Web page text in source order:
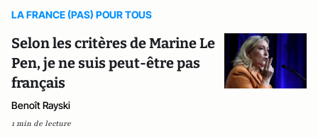
LA FRANCE (PAS) POUR TOUS
Selon les critères de Marine Le
Pen, je ne suis peut-être pas
français
Benoît Rayski
1 min de lecture